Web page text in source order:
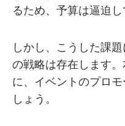
るため、予算は逼迫し
しかし、こうした課
の戦略は存在します
に、イベントのプロ
しょう。